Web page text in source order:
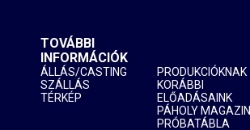
TOVÁBBI
INFORMÁCIÓK
ÁLLÁS/CASTING
SZÁLLÁS
TÉRKÉP
PRODUKCIÓKNAK
KORÁBBI
ELŐADÁSAINK
PÁHOLY MAGAZIN
PRÓBATÁBLA